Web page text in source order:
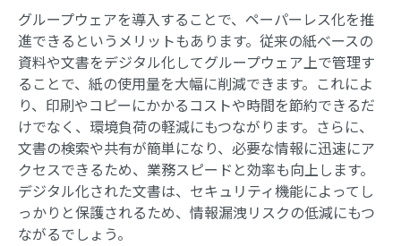
グループウェアを導入することで、ペーパーレス化を推
進できるというメリットもあります。従来の紙ベースの
資料や文書をデジタル化してグループウェア上で管理す
ることで、紙の使用量を大幅に削減できます。これによ
り、印刷やコピーにかかるコストや時間を節約できるだ
けでなく、環境負荷の軽減にもつながります。さらに、
文書の検索や共有が簡単になり、必要な情報に迅速にア
クセスできるため、業務スピードと効率も向上します。
デジタル化された文書は、セキュリティ機能によってし
っかりと保護されるため、情報漏洩リスクの低減にもつ
ながるでしょう。